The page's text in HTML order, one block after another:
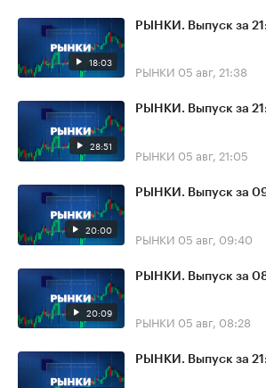
18:03
РЫНКИ. Выпуск за
РЫНКИ 05 авг, 21:38
28:51
РЫНКИ. Выпуск за
РЫНКИ 05 авг, 21:05
20:00
РЫНКИ. Выпуск за
РЫНКИ 05 авг, 09:40
20:09
РЫНКИ. Выпуск за
РЫНКИ 05 авг, 08:28
РЫНКИ. Выпуск за